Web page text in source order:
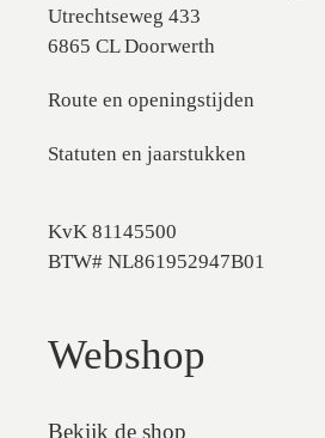
Utrechtseweg 433
6865 CL Doorwerth
Route en openingstijden
Statuten en jaarstukken
KvK 81145500
BTW# NL861952947B01
Webshop
Bekijk de shop